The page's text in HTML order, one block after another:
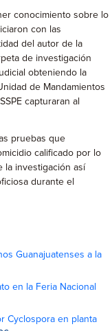
conocimiento sobre lo
con las
del autor de la
de investigación
obteniendo la
de Mandamientos
capturaran al
pruebas que
calificado por lo
la investigación así
durante el
Guanajuatenses a la
en la Feria Nacional
Cyclospora en planta